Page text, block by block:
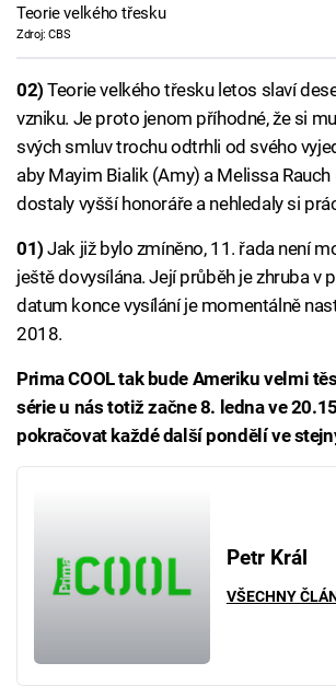
Teorie velkého třesku
Zdroj: CBS
02)Teorie velkého třesku letos slaví
vzniku. Je proto jenom příhodné, že si
svých smluv trochu odtrhli od svého
aby Mayim Bialik (Amy) a Melissa
dostaly vyšší honoráře a nehledaly si
01)Jak již bylo zmíněno, 11. řada není
ještě dovysílána. Její průběh je zhruba v
datum konce vysílání je momentálně
2018.
Prima COOL tak bude Ameriku velmi
série u nás totiž začne 8. ledna ve
pokračovat každé další pondělí ve
Petr Král
VŠECHNY